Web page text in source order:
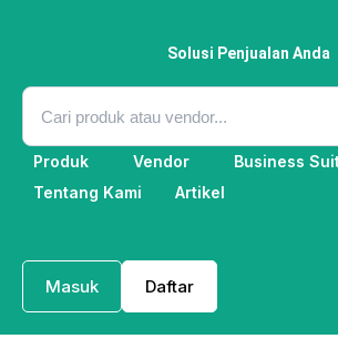
Solusi Penjualan Anda
Produk Vendor
Business
Tentang Kami
Artikel
Masuk Daftar